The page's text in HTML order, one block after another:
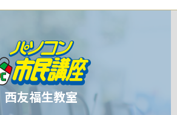
西友福生教室